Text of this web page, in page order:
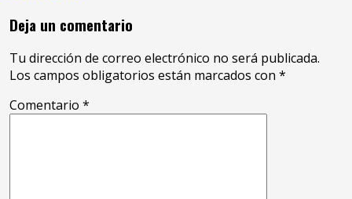
Deja un comentario
Tu dirección de correo electrónico no será publicada.
Los campos obligatorios están marcados con*
Comentario*